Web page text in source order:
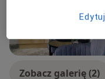
Zobacz galerię (2)